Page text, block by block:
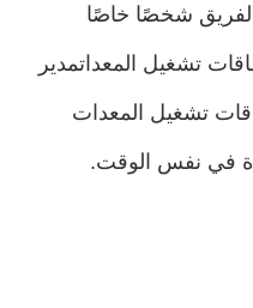
شخصًا خاصًا
تشغيل المعداتمدير
تشغيل المعدات
في نفس الوقت.